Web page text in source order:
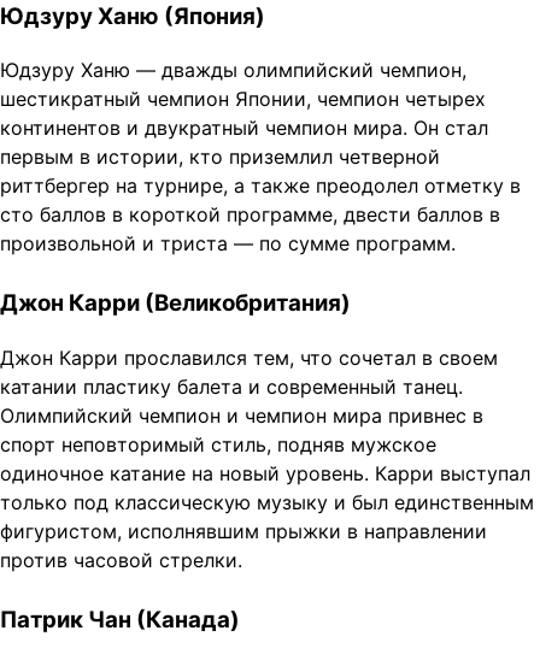
Юдзуру Ханю (Япония)
Юдзуру Ханю — дважды олимпийский чемпион,
шестикратный чемпион Японии, чемпион четырех
континентов и двукратный чемпион мира. Он стал
первым в истории, кто приземлил четверной
риттбергер на турнире, а также преодолел отметку в
сто баллов в короткой программе, двести баллов в
произвольной и триста — по сумме программ.
Джон Карри (Великобритания)
Джон Карри прославился тем, что сочетал в своем
катании пластику балета и современный танец.
Олимпийский чемпион и чемпион мира привнес в
спорт неповторимый стиль, подняв мужское
одиночное катание на новый уровень. Карри выступал
только под классическую музыку и был единственным
фигуристом, исполнявшим прыжки в направлении
против часовой стрелки.
Патрик Чан (Канада)